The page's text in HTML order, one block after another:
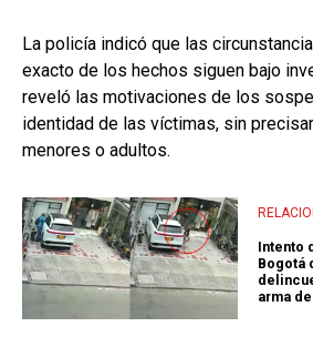
La policía indicó que las
exacto de los hechos siguen bajo
reveló las motivaciones de los
identidad de las víctimas, sin
menores o adultos.
Intento
Bogotá
arma